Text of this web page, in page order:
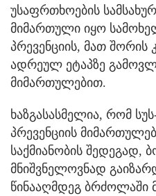
უსაფრთხოების
მიმართული იყო
პრევენციის, მათ
ადრეულ ეტაპზე
მიმართულებით.
ხაზგასასმელია, რომ
პრევენციის
საქმიანობის შედეგად,
მნიშვნელოვნად
წინააღმდეგ ბრძოლაში